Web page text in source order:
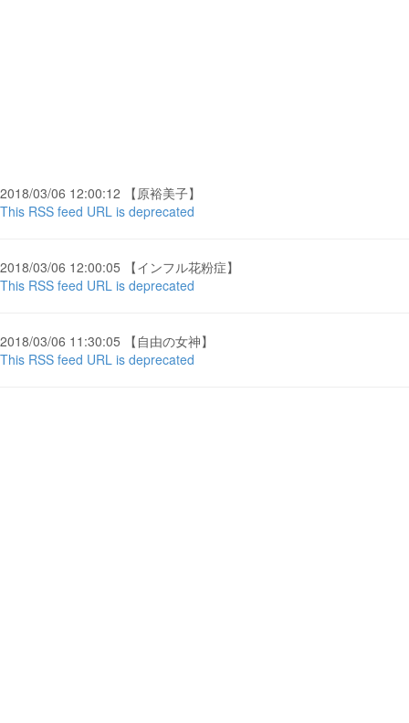
2018/03/06 12:00:12 【原裕美子】
This RSS feed URL is deprecated
2018/03/06 12:00:05 【インフル花粉症】
This RSS feed URL is deprecated
2018/03/06 11:30:05 【自由の女神】
This RSS feed URL is deprecated